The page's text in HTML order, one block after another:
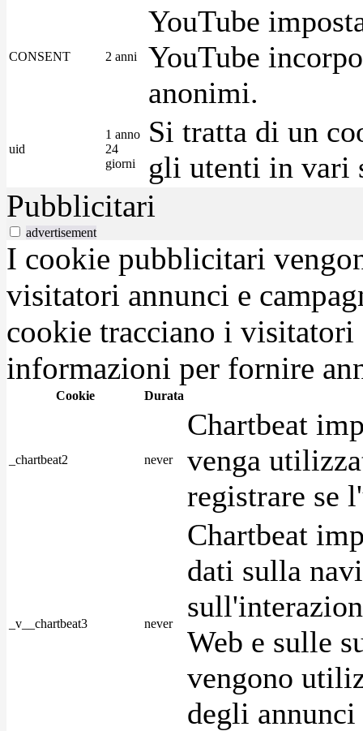
CONSENT 2 anni
YouTube
YouTube
anonimi.
uid
1 anno
24
giorni
Si tratta di un
gli utenti in vari
Pubblicitari
advertisement
I cookie pubblicitari
visitatori annunci e
cookie tracciano i visitatori
informazioni per fornire
Cookie Durata
_chartbeat2 never
Chartbeat
venga
registrare se
_v__chartbeat3 never
Chartbeat
dati sulla
Web e sulle
vengono
degli